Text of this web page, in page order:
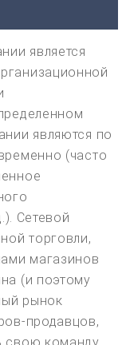
является
являются по
(часто
Сетевой
торговли,
магазинов
(и поэтому
рынок
продавцов,